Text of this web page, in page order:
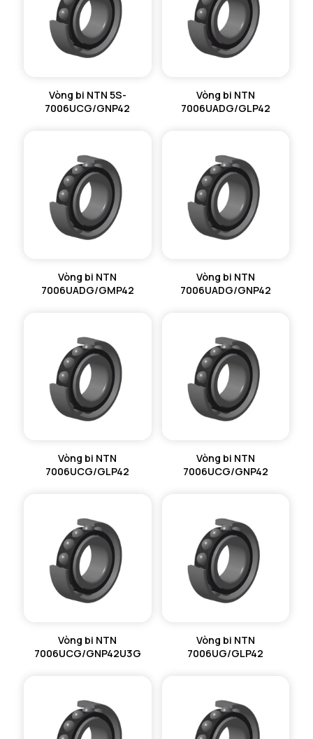
Vòng bi NTN 5S-
7006UCG/GNP42
Vòng bi NTN
7006UADG/GLP42
Vòng bi NTN
7006UADG/GMP42
Vòng bi NTN
7006UADG/GNP42
Vòng bi NTN
7006UCG/GLP42
Vòng bi NTN
7006UCG/GNP42
Vòng bi NTN
7006UCG/GNP42U3G
Vòng bi NTN
7006UG/GLP42